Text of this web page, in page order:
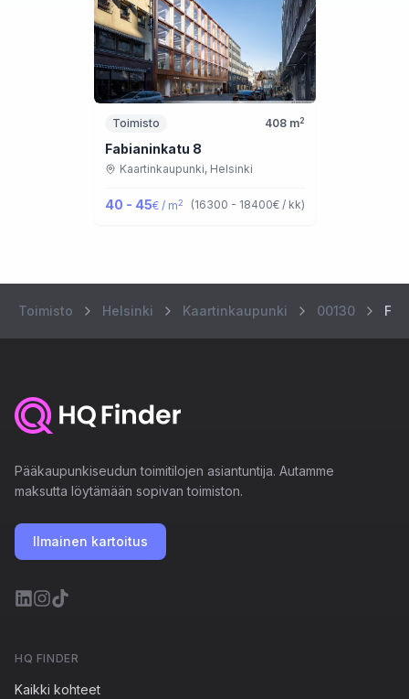
Toimisto 408m2
Fabianinkatu 8
Kaartinkaupunki, Helsinki
40 - 45€ / m2 (16300 - 18400€ / kk)
Toimisto Helsinki Kaartinkaupunki 00130
Pääkaupunkiseudun toimitilojen asiantuntija. Autamme
maksutta löytämään sopivan toimiston.
Ilmainen kartoitus
HQ FINDER
Kaikki kohteet